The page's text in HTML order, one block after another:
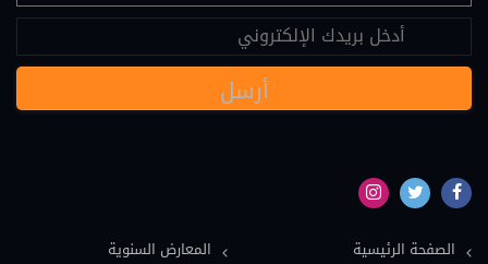
عقود دولية (24)
نصوص قانونية (20)
مسؤولية طبية (19)
نماذج دعاوى ونماذج عقود (16)
المعارض السنوية
الصفحة الرئيسية